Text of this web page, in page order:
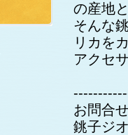
の産地
そんな
リカを
アクセ
お問合
銚子ジ